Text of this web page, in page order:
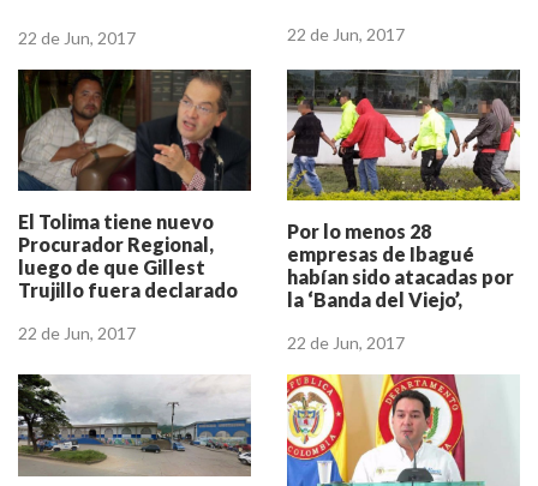
22 de Jun, 2017 22 de Jun, 2017
El Tolima tiene nuevo
Procurador Regional,
luego de que Gillest
Trujillo fuera declarado
22 de Jun, 2017
Por lo menos 28
empresas de Ibagué
habían sido atacadas por
la ‘Banda del Viejo’,
últimas horas
22 de Jun, 2017